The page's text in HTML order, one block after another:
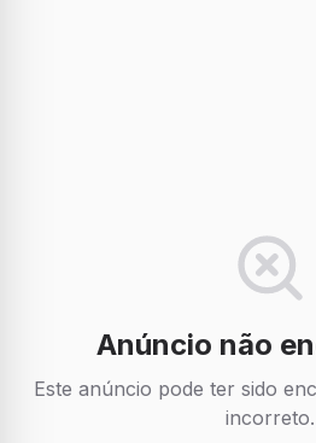
Anúncio não
Este anúncio pode ter sido
incorreto.